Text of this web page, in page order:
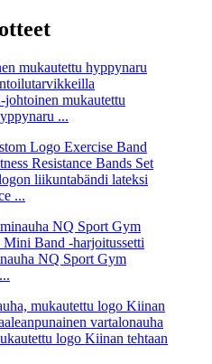
mukautettu
...
liikuntabändi lateksi
...
NQ Sport Gym
logo Kiinan tehtaan